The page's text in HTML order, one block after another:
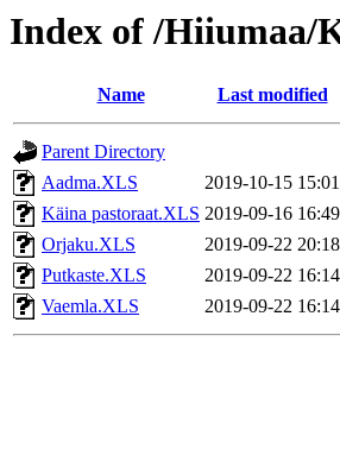
Index of /Hiiumaa/
Name Last modified
Parent Directory
Aadma.XLS
2019-10-15 15:01
Käina pastoraat.XLS 2019-09-16 16:49
Orjaku.XLS
2019-09-22 20:18
Putkaste.XLS
2019-09-22 16:14
Vaemla.XLS
2019-09-22 16:14